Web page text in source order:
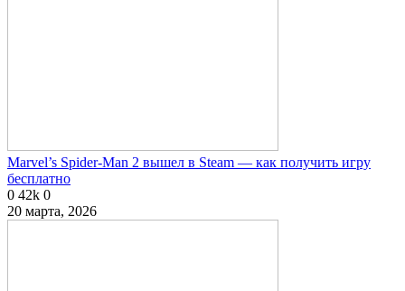
Marvel’s Spider-Man 2 вышел в Steam — как получить игру
бесплатно
0 42k 0
20 марта, 2026